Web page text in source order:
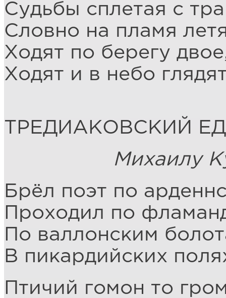
Судьбы сплетая с
Словно на пламя
Ходят по берегу
Ходят и в небо
ТРЕДИАКОВСКИЙ
Михаилу
Брёл поэт по
Проходил по
По валлонским
В пикардийских
Птичий гомон то